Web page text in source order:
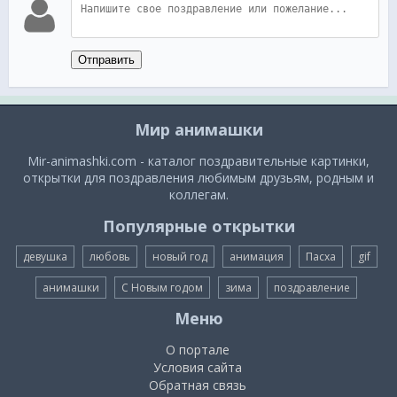
Отправить
Мир анимашки
Mir-animashki.com - каталог поздравительные картинки,
открытки для поздравления любимым друзьям, родным и
коллегам.
Популярные открытки
девушка любовь новый год анимация Пасха gif
анимашки С Новым годом зима поздравление
Меню
О портале
Условия сайта
Обратная связь